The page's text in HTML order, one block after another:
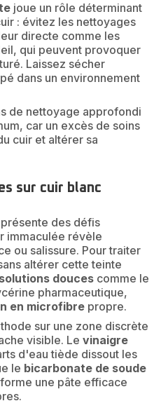
joue un rôle déterminant
: évitez les nettoyages
directe comme les
qui peuvent provoquer
Laissez sécher
dans un environnement
de nettoyage approfondi
car un excès de soins
cuir et altérer sa
sur cuir blanc
présente des défis
immaculée révèle
ou salissure. Pour traiter
altérer cette teinte
solutions douces comme le
pharmaceutique,
en microfibre propre.
sur une zone discrète
visible. Le vinaigre
d'eau tiède dissout les
le bicarbonate de soude
une pâte efficace